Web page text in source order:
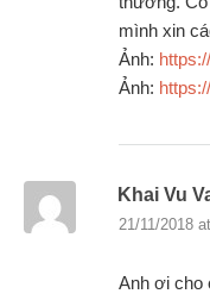
mình xin
Ảnh:
Ảnh:
Khai Vu
21/11/2018
Anh ơi cho